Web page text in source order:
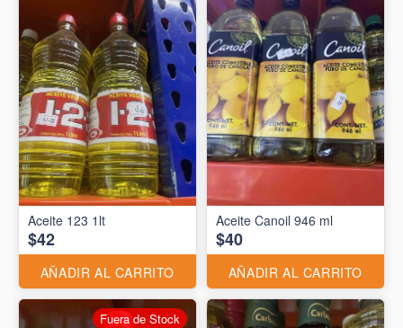
Aceite 123 1lt
$42
AÑADIR AL CARRITO
Aceite Canoil 946 ml
$40
AÑADIR AL CARRITO
Fuera de Stock